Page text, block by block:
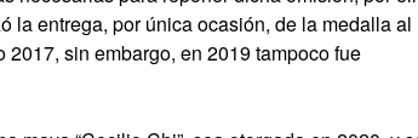
la entrega, por única ocasión, de la medalla al
sin embargo, en 2019 tampoco fue